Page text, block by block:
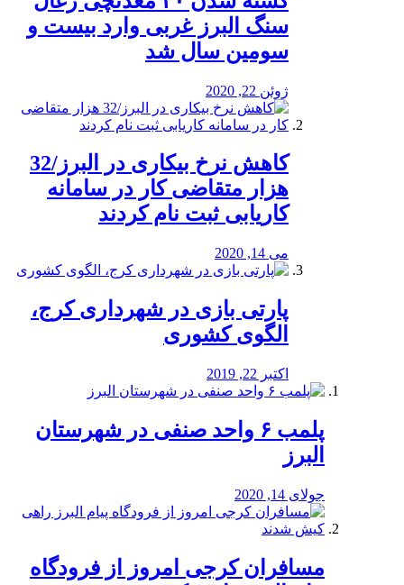
سنگ البرز غربی وارد بیست و
سومین سال شد
ژوئن 22, 2020
کاهش نرخ بیکاری در البرز/32
هزار متقاضی کار در سامانه
کاریابی ثبت نام کردند
می 14, 2020
پارتی بازی در شهرداری کرج،
الگوی کشوری
اکتبر 22, 2019
پلمب ۶ واحد صنفی در شهرستان
البرز
جولای 14, 2020
مسافران کرجی امروز از فرودگاه